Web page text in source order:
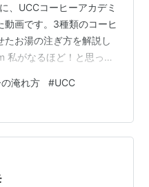
、UCCコーヒーアカデミ
動画です。3種類のコーヒ
たお湯の注ぎ方を解説し
がなるほど！と思った
私なりの理解をまとめ
コーヒー豆の挽き目は細
る ポットの高さは低くし
せないようにする お湯は
お湯をためて、コーヒー
淹れ方 #UCC